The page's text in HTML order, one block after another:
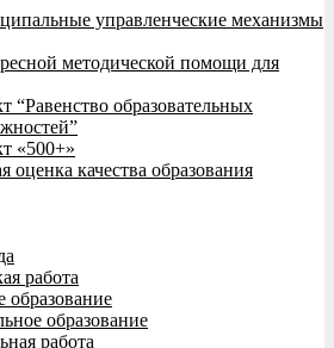
управленческие механизмы
методической помощи для
“Равенство образовательных
«500+»
оценка качества образования
работа
образование
образование
работа